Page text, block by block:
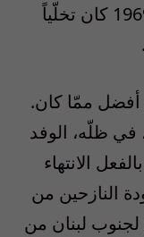
عليه مجلس النوّاب اللبناني في 1969 كان تخلّياً
ممّا كان.
ظلّه، الوفد
الانتهاء
النازحين من
لجنوب لبنان من